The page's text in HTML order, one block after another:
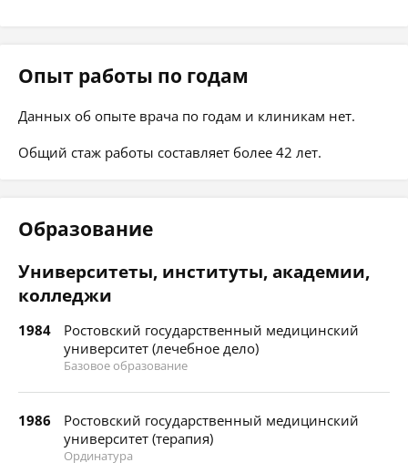
Опыт работы по годам
Данных об опыте врача по годам и клиникам нет.
Общий стаж работы составляет более 42 лет.
Образование
Университеты, институты, академии,
колледжи
1984
Ростовский государственный медицинский
университет (лечебное дело)
Базовое образование
1986
Ростовский государственный медицинский
университет (терапия)
Ординатура